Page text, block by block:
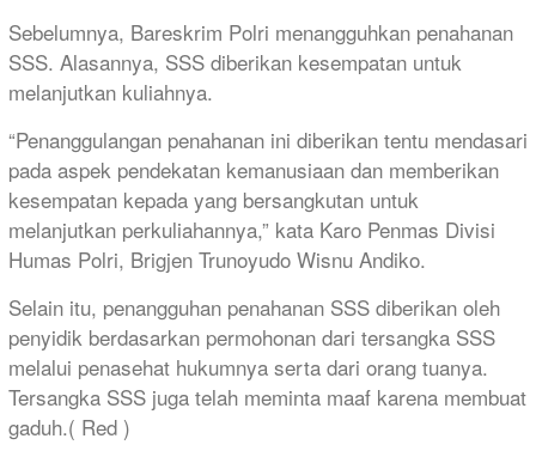
Sebelumnya, Bareskrim Polri menangguhkan penahanan
SSS. Alasannya, SSS diberikan kesempatan untuk
melanjutkan kuliahnya.
“Penanggulangan penahanan ini diberikan tentu mendasari
pada aspek pendekatan kemanusiaan dan memberikan
kesempatan kepada yang bersangkutan untuk
melanjutkan perkuliahannya,” kata Karo Penmas Divisi
Humas Polri, Brigjen Trunoyudo Wisnu Andiko.
Selain itu, penangguhan penahanan SSS diberikan oleh
penyidik berdasarkan permohonan dari tersangka SSS
melalui penasehat hukumnya serta dari orang tuanya.
Tersangka SSS juga telah meminta maaf karena membuat
gaduh.( Red )